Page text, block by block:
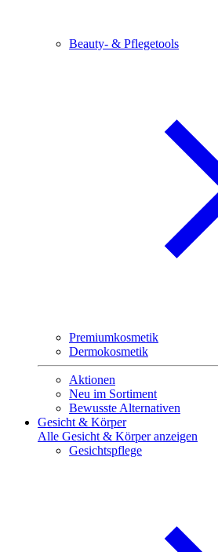
Beauty- & Pflegetools
Premiumkosmetik
Dermokosmetik
Aktionen
Neu im Sortiment
Bewusste Alternativen
Gesicht & Körper
Alle Gesicht & Körper anzeigen
Gesichtspflege